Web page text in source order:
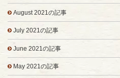
August 2021の記事
July 2021の記事
June 2021の記事
May 2021の記事